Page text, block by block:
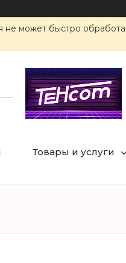
не может быстро
Товары и услуги